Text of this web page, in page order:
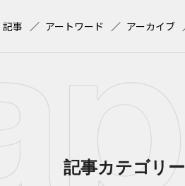
記事 アートワード アーカイブ
記事カテゴリー